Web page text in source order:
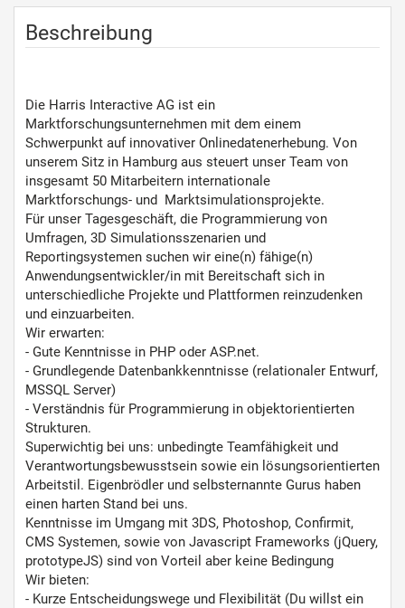
Beschreibung
Die Harris Interactive AG ist ein
Marktforschungsunternehmen mit dem einem
Schwerpunkt auf innovativer Onlinedatenerhebung. Von
unserem Sitz in Hamburg aus steuert unser Team von
insgesamt 50 Mitarbeitern internationale
Marktforschungs- und Marktsimulationsprojekte.
Für unser Tagesgeschäft, die Programmierung von
Umfragen, 3D Simulationsszenarien und
Reportingsystemen suchen wir eine(n) fähige(n)
Anwendungsentwickler/in mit Bereitschaft sich in
unterschiedliche Projekte und Plattformen reinzudenken
und einzuarbeiten.
Wir erwarten:
- Gute Kenntnisse in PHP oder ASP.net.
- Grundlegende Datenbankkenntnisse (relationaler Entwurf,
MSSQL Server)
- Verständnis für Programmierung in objektorientierten
Strukturen.
Superwichtig bei uns: unbedingte Teamfähigkeit und
Verantwortungsbewusstsein sowie ein lösungsorientierten
Arbeitstil. Eigenbrödler und selbsternannte Gurus haben
einen harten Stand bei uns.
Kenntnisse im Umgang mit 3DS, Photoshop, Confirmit,
CMS Systemen, sowie von Javascript Frameworks (jQuery,
prototypeJS) sind von Vorteil aber keine Bedingung
Wir bieten:
- Kurze Entscheidungswege und Flexibilität (Du willst ein